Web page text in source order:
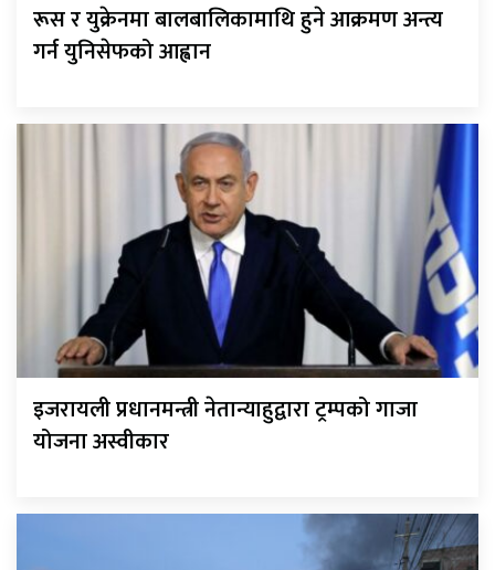
रूस र युक्रेनमा बालबालिकामाथि हुने आक्रमण अन्त्य
गर्न युनिसेफको आह्वान
इजरायली प्रधानमन्त्री नेतान्याहुद्वारा ट्रम्पको गाजा
योजना अस्वीकार